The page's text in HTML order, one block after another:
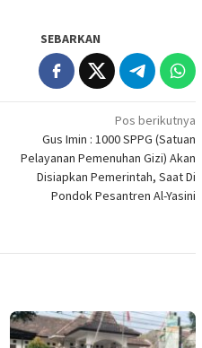
SEBARKAN
Pos berikutnya
Gus Imin : 1000 SPPG (Satuan
Pelayanan Pemenuhan Gizi) Akan
Disiapkan Pemerintah, Saat Di
Pondok Pesantren Al-Yasini